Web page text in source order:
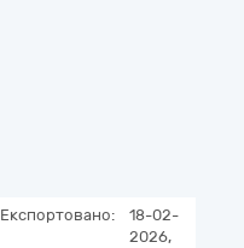
Експортовано:
18-02-
2026,